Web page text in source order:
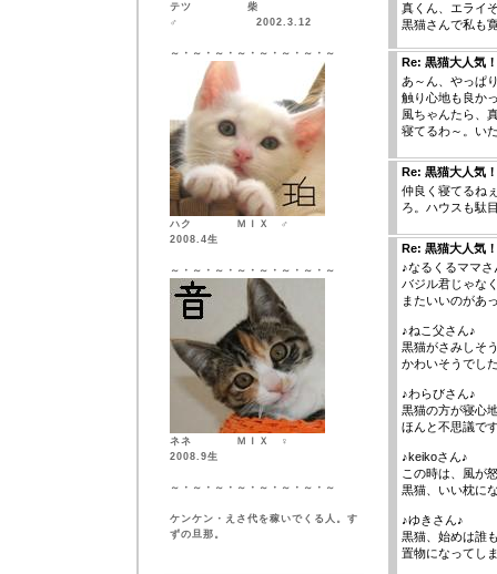
テツ 柴
♂ 2002.3.12
～・～・～・～・～・～・～・～
ハク ＭＩＸ ♂
2008.4生
～・～・～・～・～・～・～・～
ネネ ＭＩＸ ♀
2008.9生
～・～・～・～・～・～・～・～
ケンケン・えさ代を稼いでくる人。す
ずの旦那。
真くん、エライ
黒猫さんで私も
Re: 黒猫大人気！
あ～ん、やっぱ
触り心地も良か
風ちゃんたら、
寝てるわ～。い
Re: 黒猫大人気！
仲良く寝てるね
ろ。ハウスも駄
Re: 黒猫大人気！
♪なるくるママさ
バジル君じゃな
またいいのがあ
♪ねこ父さん♪
黒猫がさみしそ
かわいそうでし
♪わらびさん♪
黒猫の方が寝心
ほんと不思議で
♪keikoさん♪
この時は、風が
黒猫、いい枕に
♪ゆきさん♪
黒猫、始めは誰
置物になってし